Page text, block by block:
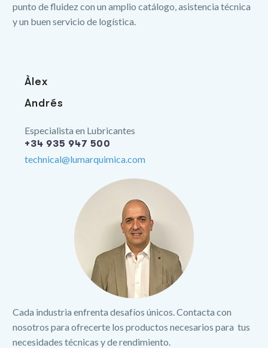
punto de fluidez con un amplio catálogo, asistencia técnica
y un buen servicio de logística.
Àlex
Andrés
Especialista en Lubricantes
+34 935 947 500
technical@lumarquimica.com
Cada industria enfrenta desafíos únicos. Contacta con
nosotros para ofrecerte los productos necesarios para tus
necesidades técnicas y de rendimiento.